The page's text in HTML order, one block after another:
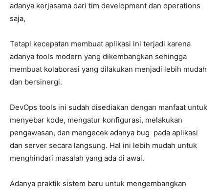
adanya kerjasama dari tim development dan operations
saja,
Tetapi kecepatan membuat aplikasi ini terjadi karena
adanya tools modern yang dikembangkan sehingga
membuat kolaborasi yang dilakukan menjadi lebih mudah
dan bersinergi.
DevOps tools ini sudah disediakan dengan manfaat untuk
menyebar kode, mengatur konfigurasi, melakukan
pengawasan, dan mengecek adanya bug pada aplikasi
dan server secara langsung. Hal ini lebih mudah untuk
menghindari masalah yang ada di awal.
Adanya praktik sistem baru untuk mengembangkan